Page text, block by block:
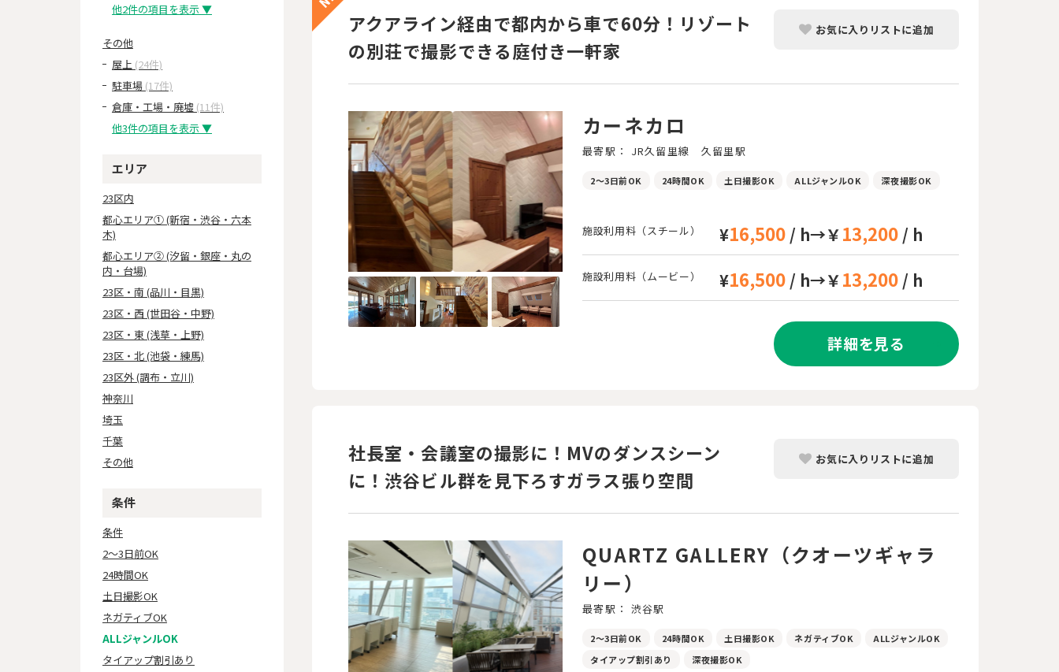
アクアライン経由で都内から車で60分！リゾート
の別荘で撮影できる庭付き一軒家
お気に入りリストに追加
カーネカロ
最寄駅： JR久留里線 久留里駅
2～3日前OK 24時間OK 土日撮影OK ALLジャンルOK 深夜撮影OK
施設利用料（スチール） ¥16,500 / h→￥13,200 / h
施設利用料（ムービー） ¥16,500 / h→￥13,200 / h
詳細を見る
社長室・会議室の撮影に！MVのダンスシーン
に！渋谷ビル群を見下ろすガラス張り空間
お気に入りリストに追加
QUARTZ GALLERY（クオーツギャラ
リー）
最寄駅： 渋谷駅
2～3日前OK 24時間OK 土日撮影OK ネガティブOK
ALLジャンルOK
タイアップ割引あり
深夜撮影OK
他2件の項目を表示 ▼
その他
屋上 (24件)
駐車場 (17件)
倉庫・工場・廃墟 (11件)
他3件の項目を表示 ▼
エリア
23区内
都心エリア① (新宿・渋谷・六本
木)
都心エリア② (汐留・銀座・丸の
内・台場)
23区・南 (品川・目黒)
23区・西 (世田谷・中野)
23区・東 (浅草・上野)
23区・北 (池袋・練馬)
23区外 (調布・立川)
神奈川
埼玉
千葉
その他
条件
条件
2～3日前OK
24時間OK
土日撮影OK
ネガティブOK
ALLジャンルOK
タイアップ割引あり